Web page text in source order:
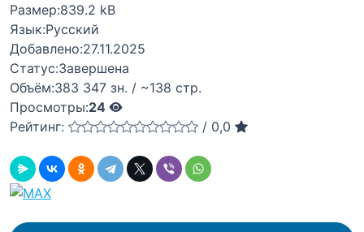
Размер:839.2 kB
Язык:Русский
Добавлено:27.11.2025
Статус:Завершена
Объём:383 347 зн. / ~138 стр.
Просмотры:24
Рейтинг:
/ 0,0